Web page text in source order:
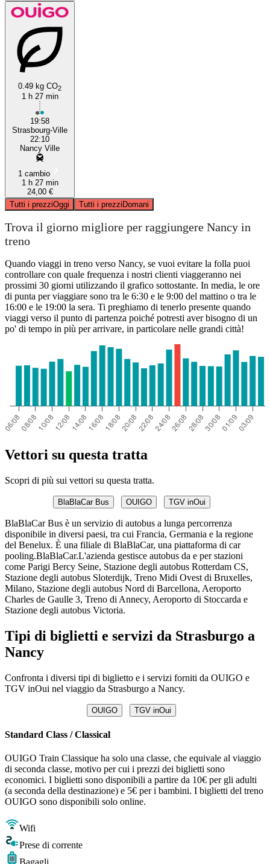
0.49 kg CO2
1 h 27 min
19:58
Strasbourg-Ville
22:10
Nancy Ville
1 cambio
1 h 27 min
24,00 €
Tutti i prezziOggi Tutti i prezziDomani
Trova il giorno migliore per raggiungere Nancy in
treno
Quando viaggi in treno verso Nancy, se vuoi evitare la folla puoi
controllare con quale frequenza i nostri clienti viaggeranno nei
prossimi 30 giorni utilizzando il grafico sottostante. In media, le ore
di punta per viaggiare sono tra le 6:30 e le 9:00 del mattino o tra le
16:00 e le 19:00 la sera. Ti preghiamo di tenerlo presente quando
viaggi verso il punto di partenza poiché potresti aver bisogno di un
po' di tempo in più per arrivare, in particolare nelle grandi città!
Vettori su questa tratta
Scopri di più sui vettori su questa tratta.
BlaBlaCar Bus OUIGO TGV inOui
BlaBlaCar Bus è un servizio di autobus a lunga percorrenza
disponibile in diversi paesi, tra cui Francia, Germania e la regione
del Benelux. È una filiale di BlaBlaCar, una piattaforma di car
pooling.BlaBlaCar.L'azienda gestisce autobus da e per stazioni
come Parigi Bercy Seine, Stazione degli autobus Rotterdam CS,
Stazione degli autobus Sloterdijk, Treno Midi Ovest di Bruxelles,
Milano, Stazione degli autobus Nord di Barcellona, ​​Aeroporto
Charles de Gaulle 3, Treno di Annecy, Aeroporto di Stoccarda e
Stazione degli autobus Victoria.
Tipi di biglietti e servizi da Strasburgo a
Nancy
Confronta i diversi tipi di biglietto e i servizi forniti da OUIGO e
TGV inOui nel viaggio da Strasburgo a Nancy.
OUIGO TGV inOui
Standard Class / Classical
OUIGO Train Classique ha solo una classe, che equivale al viaggio
di seconda classe, motivo per cui i prezzi dei biglietti sono
economici. I biglietti sono disponibili a partire da 10€ per gli adulti
(a seconda della destinazione) e 5€ per i bambini. I biglietti del treno
OUIGO sono disponibili solo online.
Wifi
Prese di corrente
Bagagli